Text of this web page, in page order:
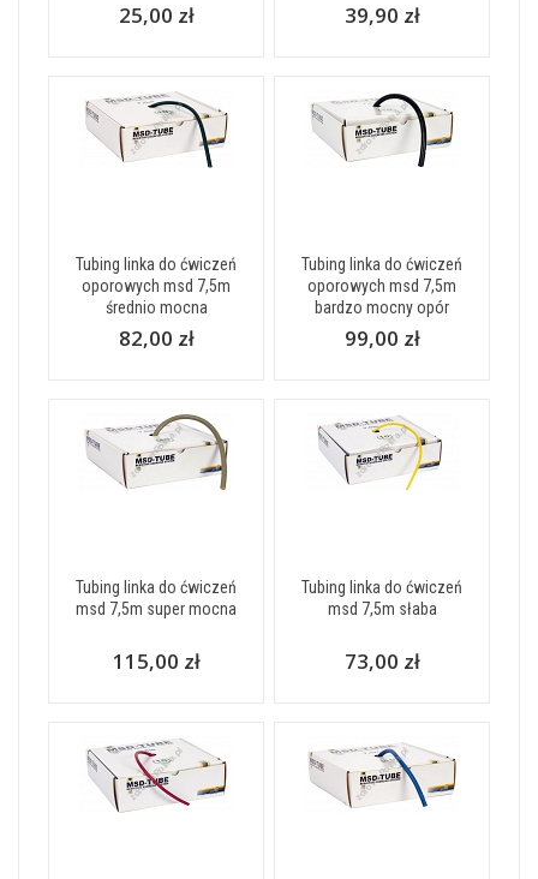
25,00 zł 39,90 zł
Tubing linka do ćwiczeń
oporowych msd 7,5m
średnio mocna
82,00 zł
Tubing linka do ćwiczeń
oporowych msd 7,5m
bardzo mocny opór
99,00 zł
Tubing linka do ćwiczeń
msd 7,5m super mocna
115,00 zł
Tubing linka do ćwiczeń
msd 7,5m słaba
73,00 zł